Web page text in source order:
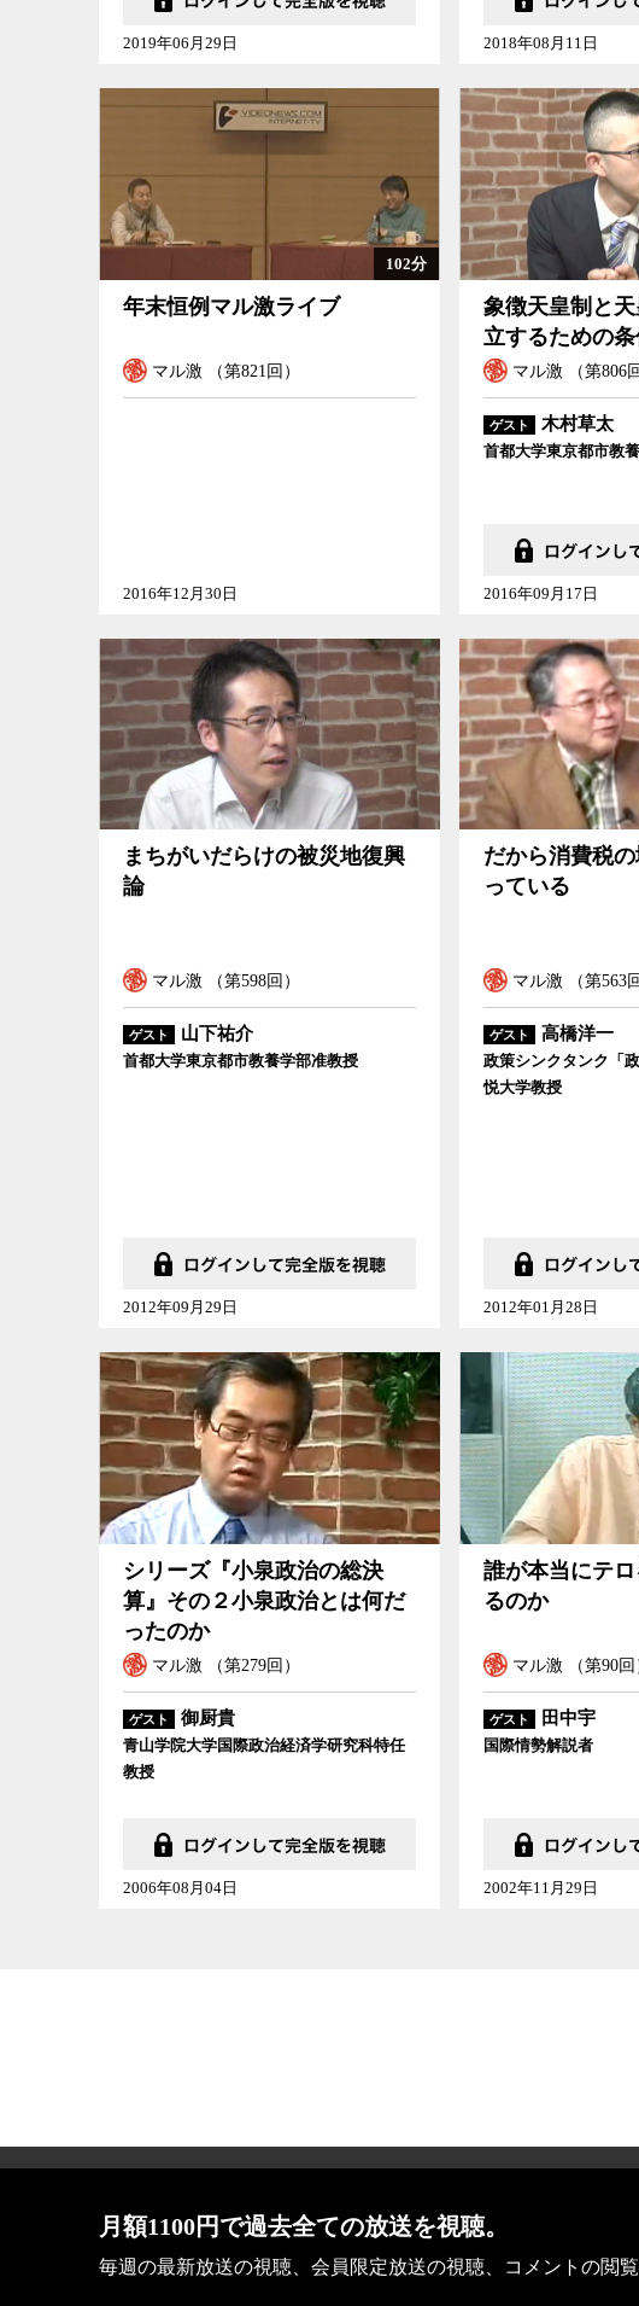
2019年06月29日 2018年08月11日
102分
年末恒例マル激ライブ
マル激 （第821回）
2016年12月30日
象徴天皇制と
立するための
マル激 （第806回
ゲスト 木村草太
首都大学東京都市教
2016年09月17日
まちがいだらけの被災地復興
論
マル激 （第598回）
ゲスト 山下祐介
首都大学東京都市教養学部准教授
2012年09月29日
だから消費税
っている
マル激 （第563回
ゲスト 高橋洋一
政策シンクタンク「
悦大学教授
2012年01月28日
シリーズ『小泉政治の総決
算』その２小泉政治とは何だ
ったのか
マル激 （第279回）
ゲスト 御厨貴
青山学院大学国際政治経済学研究科特任
教授
2006年08月04日
誰が本当にテ
るのか
マル激 （第90回
ゲスト 田中宇
国際情勢解説者
2002年11月29日
月額1100円で過去全ての放送を視聴。
毎週の最新放送の視聴、会員限定放送の視聴、コメントの閲